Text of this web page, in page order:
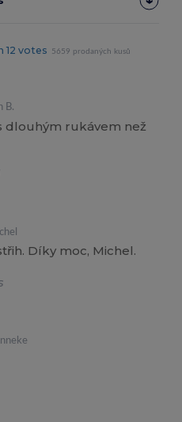
12 votes 5659 prodaných kusů
B.
dlouhým rukávem než
Díky moc, Michel.